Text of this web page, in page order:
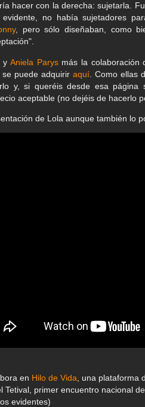
hacer con la derecha: sujetarla.
no había sujetadores
, pero sólo diseñaban, como
yAniela Parysmás la colaboración
se puede adquiriraquí . Como
y, si queréis desde esa
aceptable (no dejéis de hacerlo
de Lola aunque también lo
en Hilo de Vida , una
Tetival, primer encuentro nacional
evidentes)